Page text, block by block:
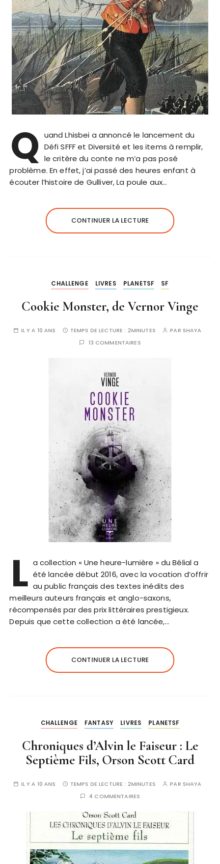
Q uand Lhisbei a annoncé le lancement du
Défi SFFF et Diversité et les items à remplir,
le critère du conte ne m’a pas posé
problème. En effet, j’ai passé des heures enfant à
écouter l’histoire de Gulliver, La poule aux…
CONTINUER LA LECTURE
CHALLENGE LIVRES PLANETSF SF
Cookie Monster, de Vernor Vinge
IL Y A 10 ANS TEMPS DE LECTURE : 2MINUTES PAR SHAYA
13 COMMENTAIRES
L a collection « Une heure-lumière » du Bélial a
été lancée début 2016, avec la vocation d’offrir
au public français des textes inédits des
meilleurs auteurs français et anglo-saxons,
récompensés par des prix littéraires prestigieux.
Depuis que cette collection a été lancée,…
CONTINUER LA LECTURE
CHALLENGE FANTASY LIVRES PLANETSF
Chroniques d’Alvin le Faiseur : Le
Septième Fils, Orson Scott Card
IL Y A 10 ANS TEMPS DE LECTURE : 2MINUTES PAR SHAYA
4 COMMENTAIRES